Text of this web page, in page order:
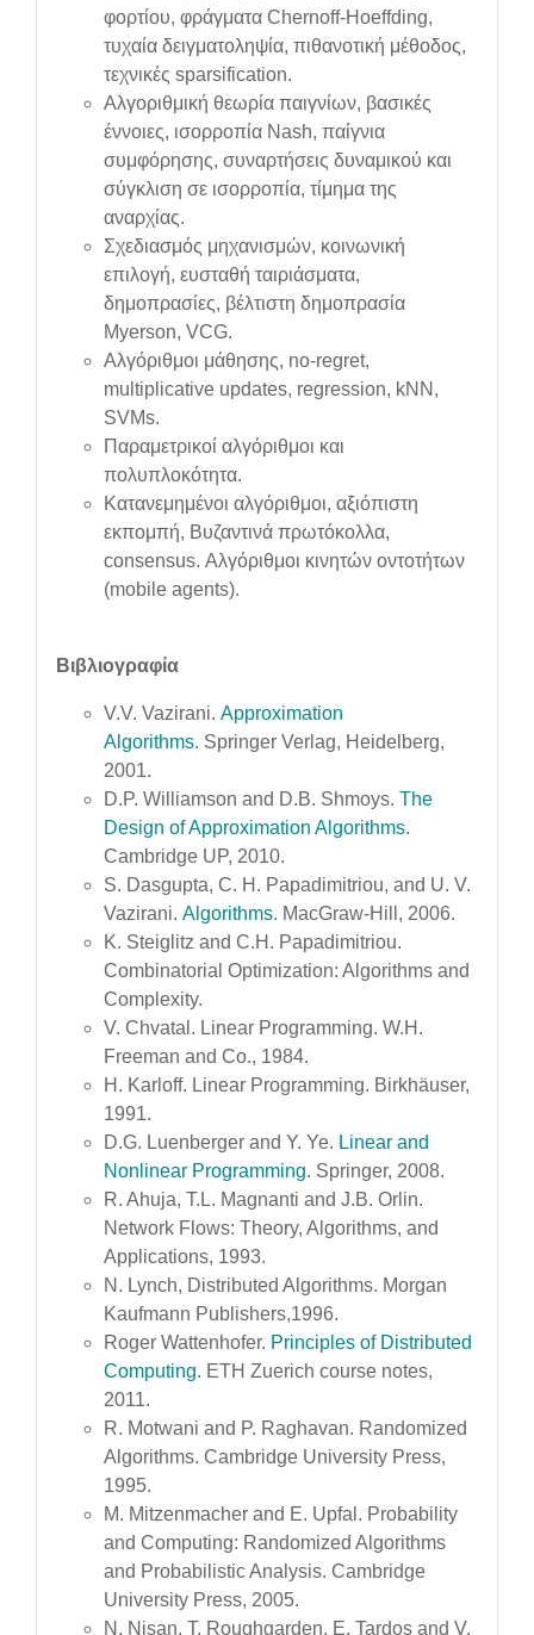
φορτίου, φράγματα Chernoff-Hoeffding,
τυχαία δειγματοληψία, πιθανοτική μέθοδος,
τεχνικές sparsification.
Αλγοριθμική θεωρία παιγνίων, βασικές
έννοιες, ισορροπία Nash, παίγνια
συμφόρησης, συναρτήσεις δυναμικού και
σύγκλιση σε ισορροπία, τίμημα της
αναρχίας.
Σχεδιασμός μηχανισμών, κοινωνική
επιλογή, ευσταθή ταιριάσματα,
δημοπρασίες, βέλτιστη δημοπρασία
Myerson, VCG.
Αλγόριθμοι μάθησης, no-regret,
multiplicative updates, regression, kNN,
SVMs.
Παραμετρικοί αλγόριθμοι και
πολυπλοκότητα.
Κατανεμημένοι αλγόριθμοι, αξιόπιστη
εκπομπή, Βυζαντινά πρωτόκολλα,
consensus. Αλγόριθμοι κινητών οντοτήτων
(mobile agents).
Βιβλιογραφία
V.V. Vazirani. Approximation
Algorithms. Springer Verlag, Heidelberg,
2001.
D.P. Williamson and D.B. Shmoys. The
Design of Approximation Algorithms.
Cambridge UP, 2010.
S. Dasgupta, C. H. Papadimitriou, and U. V.
Vazirani. Algorithms. MacGraw-Hill, 2006.
K. Steiglitz and C.H. Papadimitriou.
Combinatorial Optimization: Algorithms and
Complexity.
V. Chvatal. Linear Programming. W.H.
Freeman and Co., 1984.
H. Karloff. Linear Programming. Birkhäuser,
1991.
D.G. Luenberger and Y. Ye. Linear and
Nonlinear Programming. Springer, 2008.
R. Ahuja, T.L. Magnanti and J.B. Orlin.
Network Flows: Theory, Algorithms, and
Applications, 1993.
N. Lynch, Distributed Algorithms. Morgan
Kaufmann Publishers,1996.
Roger Wattenhofer. Principles of Distributed
Computing. ETH Zuerich course notes,
2011.
R. Motwani and P. Raghavan. Randomized
Algorithms. Cambridge University Press,
1995.
M. Mitzenmacher and E. Upfal. Probability
and Computing: Randomized Algorithms
and Probabilistic Analysis. Cambridge
University Press, 2005.
N. Nisan, T. Roughgarden, E. Tardos and V.